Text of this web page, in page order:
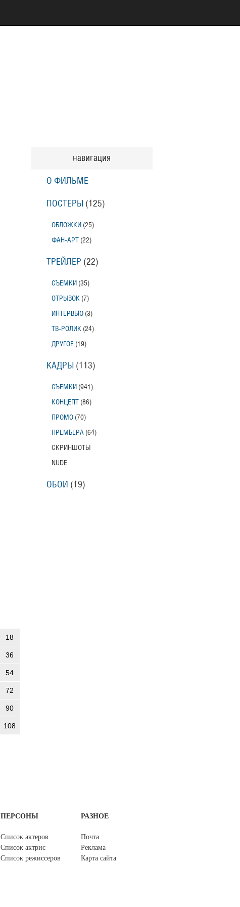
18
36
54
72
90
108
навигация
О ФИЛЬМЕ
ПОСТЕРЫ (125)
ОБЛОЖКИ (25)
ФАН-АРТ (22)
ТРЕЙЛЕР (22)
СЪЕМКИ (35)
ОТРЫВОК (7)
ИНТЕРВЬЮ (3)
ТВ-РОЛИК (24)
ДРУГОЕ (19)
КАДРЫ (113)
СЪЕМКИ (941)
КОНЦЕПТ (86)
ПРОМО (70)
ПРЕМЬЕРА (64)
СКРИНШОТЫ
NUDE
ОБОИ (19)
ПЕРСОНЫ
Список актеров
Список актрис
Список режиссеров
РАЗНОЕ
Почта
Реклама
Карта сайта